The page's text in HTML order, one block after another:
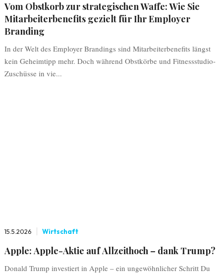
Vom Obstkorb zur strategischen Waffe: Wie Sie
Mitarbeiterbenefits gezielt für Ihr Employer
Branding
In der Welt des Employer Brandings sind Mitarbeiterbenefits längst
kein Geheimtipp mehr. Doch während Obstkörbe und Fitnessstudio-
Zuschüsse in vie...
15.5.2026 Wirtschaft
Apple: Apple-Aktie auf Allzeithoch – dank Trump?
Donald Trump investiert in Apple – ein ungewöhnlicher Schritt Du